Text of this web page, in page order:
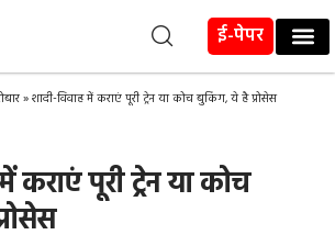
ई-पेपर
»शादी-विवाह में कराएं पूरी ट्रेन या कोच बुकिंग, ये है प्रोसेस
कराएं पूरी ट्रेन या कोच